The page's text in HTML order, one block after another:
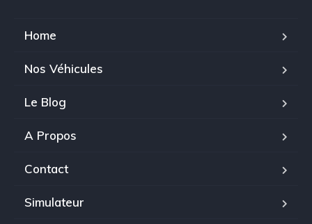
Home
Nos Véhicules
Le Blog
A Propos
Contact
Simulateur